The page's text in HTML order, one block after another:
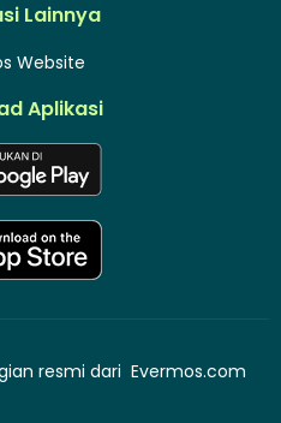
Lainnya
Website
Aplikasi
resmi dari Evermos.com